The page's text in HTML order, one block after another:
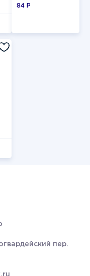
84 P
пер.